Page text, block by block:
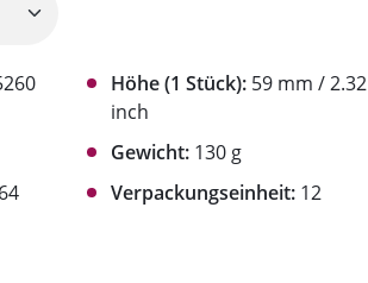
Höhe (1 Stück): 59 mm / 2.32
inch
Gewicht: 130 g
Verpackungseinheit: 12